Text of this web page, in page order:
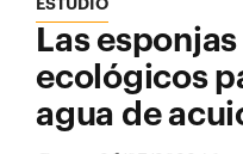
ESTUDIO
Las
ecológicos
agua de